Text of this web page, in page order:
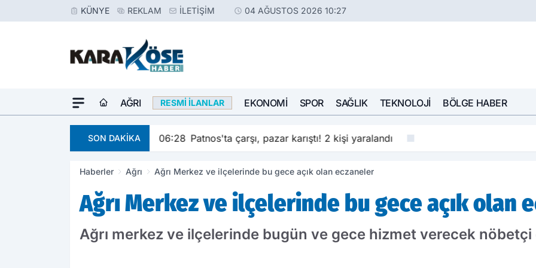
KÜNYE REKLAM İLETIŞIM 04 AĞUSTOS 2026 10:27
AĞRI RESMI İLANLAR EKONOMI SPOR SAĞLIK TEKNOLOJI BÖLGE HABER
SON DAKİKA 06:28 Patnos'ta çarşı, pazar karıştı! 2 kişi yaralandı
Haberler Ağrı Ağrı Merkez ve ilçelerinde bu gece açık olan eczaneler
Ağrı Merkez ve ilçelerinde bu gece açık olan
Ağrı merkez ve ilçelerinde bugün ve gece hizmet verecek nöbetçi